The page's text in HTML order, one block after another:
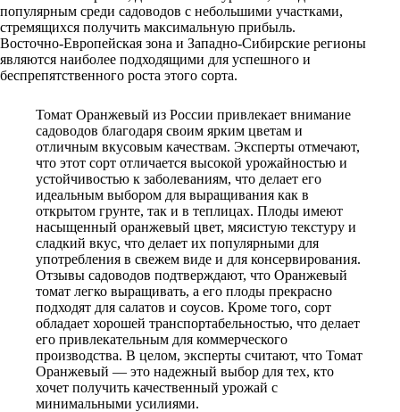
популярным среди садоводов с небольшими участками,
стремящихся получить максимальную прибыль.
Восточно-Европейская зона и Западно-Сибирские регионы
являются наиболее подходящими для успешного и
беспрепятственного роста этого сорта.
Томат Оранжевый из России привлекает внимание
садоводов благодаря своим ярким цветам и
отличным вкусовым качествам. Эксперты отмечают,
что этот сорт отличается высокой урожайностью и
устойчивостью к заболеваниям, что делает его
идеальным выбором для выращивания как в
открытом грунте, так и в теплицах. Плоды имеют
насыщенный оранжевый цвет, мясистую текстуру и
сладкий вкус, что делает их популярными для
употребления в свежем виде и для консервирования.
Отзывы садоводов подтверждают, что Оранжевый
томат легко выращивать, а его плоды прекрасно
подходят для салатов и соусов. Кроме того, сорт
обладает хорошей транспортабельностью, что делает
его привлекательным для коммерческого
производства. В целом, эксперты считают, что Томат
Оранжевый — это надежный выбор для тех, кто
хочет получить качественный урожай с
минимальными усилиями.